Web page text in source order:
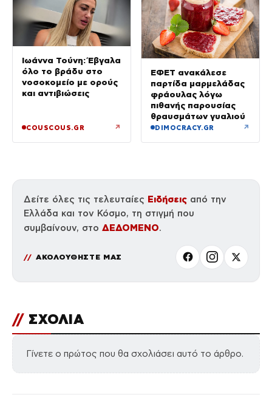
Ιωάννα Τούνη: Έβγαλα
όλο το βράδυ στο
νοσοκομείο με ορούς
και αντιβιώσεις
COUSCOUS.GR ↗
ΕΦΕΤ ανακάλεσε
παρτίδα μαρμελάδας
φράουλας λόγω
πιθανής παρουσίας
θραυσμάτων γυαλιού
DIMOCRACY.GR ↗
Δείτε όλες τις τελευταίες Ειδήσεις από την
Ελλάδα και τον Κόσμο, τη στιγμή που
συμβαίνουν, στο ΔΕΔΟΜΕΝΟ.
ΑΚΟΛΟΥΘΗΣΤΕ ΜΑΣ
// ΣΧΟΛΙΑ
Γίνετε ο πρώτος που θα σχολιάσει αυτό το άρθρο.